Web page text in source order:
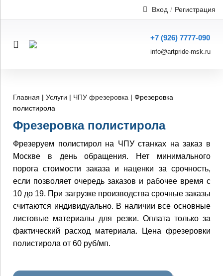
Услуги резки и печати для
Вход / Регистрация
+7 (926) 7777-090
info@artpride-msk.ru
Главная | Услуги | ЧПУ фрезеровка | Фрезеровка
полистирола
Фрезеровка полистирола
Фрезеруем полистирол на ЧПУ станках на заказ в
Москве в день обращения. Нет минимального
порога стоимости заказа и наценки за срочность,
если позволяет очередь заказов и рабочее время с
10 до 19. При загрузке производства срочные заказы
считаются индивидуально. В наличии все основные
листовые материалы для резки. Оплата только за
фактический расход материала. Цена фрезеровки
полистирола от 60 руб/мп.